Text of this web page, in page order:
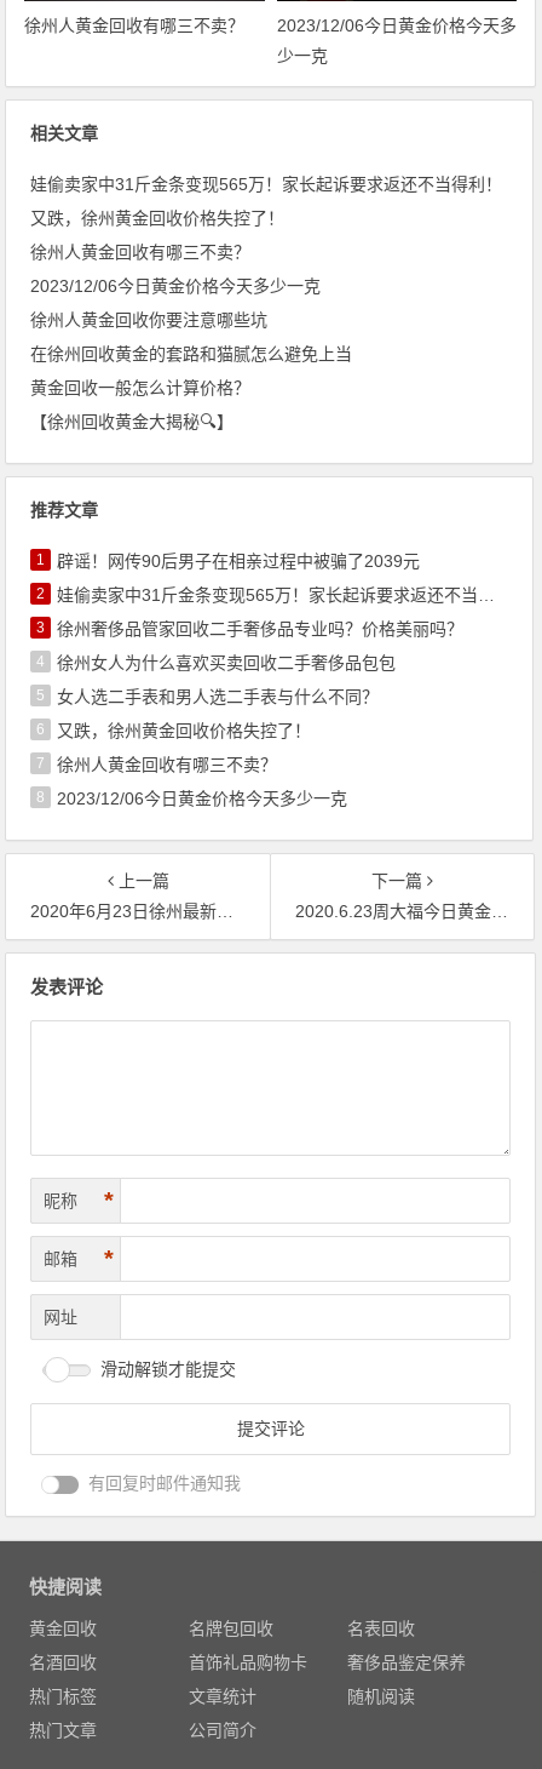
徐州人黄金回收有哪三不卖？
2023/12/06今日黄金价格今天多
少一克
相关文章
娃偷卖家中31斤金条变现565万！家长起诉要求返还不当得利！
又跌，徐州黄金回收价格失控了！
徐州人黄金回收有哪三不卖？
2023/12/06今日黄金价格今天多少一克
徐州人黄金回收你要注意哪些坑
在徐州回收黄金的套路和猫腻怎么避免上当
黄金回收一般怎么计算价格？
【徐州回收黄金大揭秘🔍】
推荐文章
1 辟谣！网传90后男子在相亲过程中被骗了2039元
2 娃偷卖家中31斤金条变现565万！家长起诉要求返还不当得利！
3 徐州奢侈品管家回收二手奢侈品专业吗？价格美丽吗？
4 徐州女人为什么喜欢买卖回收二手奢侈品包包
5 女人选二手表和男人选二手表与什么不同？
6 又跌，徐州黄金回收价格失控了！
7 徐州人黄金回收有哪三不卖？
8 2023/12/06今日黄金价格今天多少一克
上一篇
2020年6月23日徐州最新黄金价格回收典当报价一览表
下一篇
2020.6.23周大福今日黄金首饰回收典当实时金价查询
发表评论
昵称 *
邮箱 *
网址
滑动解锁才能提交
有回复时邮件通知我
快捷阅读
黄金回收 名牌包回收
名表回收
名酒回收
首饰礼品购物卡
奢侈品鉴定保养
热门标签
文章统计
随机阅读
热门文章
公司简介